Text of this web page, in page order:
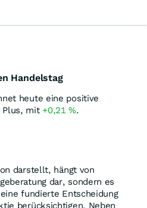
Handelstag
heute eine positive
Plus, mit +0,21%.
darstellt, hängt von
dar, sondern es
fundierte Entscheidung
berücksichtigen. Neben